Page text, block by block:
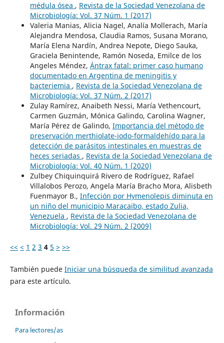
médula ósea , Revista de la Sociedad Venezolana de
Microbiología: Vol. 37 Núm. 1 (2017)
Valeria Manias, Alicia Nagel, Analía Mollerach, María
Alejandra Mendosa, Claudia Ramos, Susana Morano,
María Elena Nardín, Andrea Nepote, Diego Sauka,
Graciela Benintende, Ramón Noseda, Emilce de los
Angeles Méndez, Ántrax fatal: primer caso humano
documentado en Argentina de meningitis y
bacteriemia , Revista de la Sociedad Venezolana de
Microbiología: Vol. 37 Núm. 2 (2017)
Zulay Ramírez, Anaibeth Nessi, María Vethencourt,
Carmen Guzmán, Mónica Galindo, Carolina Wagner,
María Pérez de Galindo, Importancia del método de
preservación merthiolate-iodo-formaldehído para la
detección de parásitos intestinales en muestras de
heces seriadas , Revista de la Sociedad Venezolana de
Microbiología: Vol. 40 Núm. 1 (2020)
Zulbey Chiquinquirá Rivero de Rodríguez, Rafael
Villalobos Perozo, Angela María Bracho Mora, Alisbeth
Fuenmayor B., Infección por Hymenolepis diminuta en
un niño del municipio Maracaibo, estado Zulia,
Venezuela , Revista de la Sociedad Venezolana de
Microbiología: Vol. 29 Núm. 2 (2009)
<< < 1 2 3 4 5 > >>
También puede Iniciar una búsqueda de similitud avanzada
para este artículo.
Información
Para lectores/as